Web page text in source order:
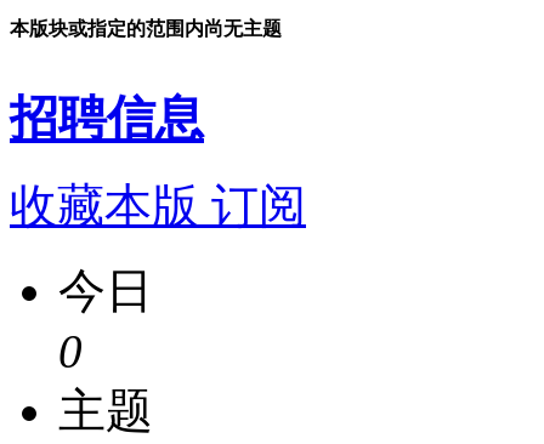
本版块或指定的范围内尚无主题
招聘信息
收藏本版 订阅
今日
0
主题